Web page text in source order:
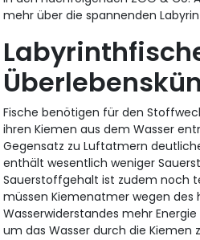
mehr über die spannenden
Fische benötigen für den
ihren Kiemen aus dem Wasser
Gegensatz zu Luftatmern
enthält wesentlich weniger
Sauerstoffgehalt ist zudem noch
müssen Kiemenatmer wegen des
Wasserwiderstandes mehr
um das Wasser durch die Kiemen